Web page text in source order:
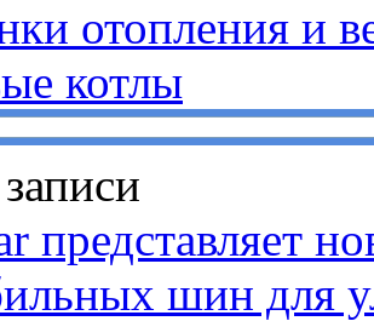
отопления и
котлы
представляет
шин для